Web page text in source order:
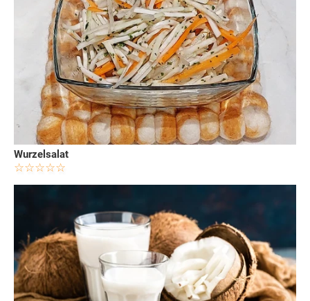
Wurzelsalat